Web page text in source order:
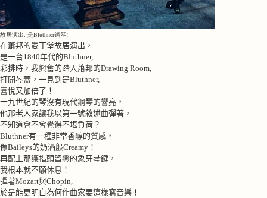
故居演出, 是Bluthner鋼琴!
在蕭邦的愛丁堡故居演出，
是一台1840年代的Bluthner,
彩排時，我興奮的踏入蕭邦的Drawing Room,
打開琴蓋，一見到是Bluthner,
喜悅又加倍了！
十九世紀的琴沒有現代鋼琴的響亮，
他那老人家讓我以第一號敘述曲彈著，
不知道會不會覺得不堪負荷？
Bluthner有一種非常香醇的質感，
像Baileys的奶酒般Creamy ！
再配上那讓指頭留戀的象牙琴鍵，
我根本就不願休息！
彈著Mozart與Chopin,
於是能更明白為何作曲家要這樣寫音樂！